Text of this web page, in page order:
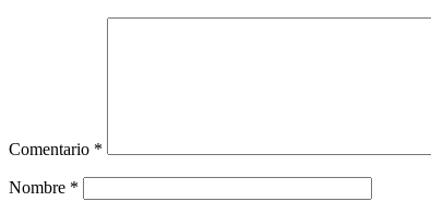
Comentario *
Nombre *